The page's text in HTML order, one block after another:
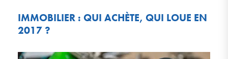
IMMOBILIER : QUI ACHÈTE, QUI LOUE EN
2017 ?